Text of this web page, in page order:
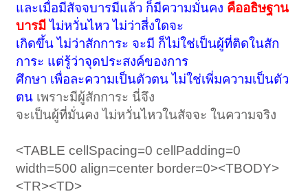
และเมื่อมีสัจจบารมีแล้ว ก็มีความมั่นคง คืออธิษฐาน
บารมีไม่หวั่นไหว ไม่ว่าสี่งใดจะ
เกิดขึ้น ไม่ว่าสักการะ จะมี ก็ไม่ใช่เป็นผู้ที่ติดในสัก
การะ แต่รู้ว่าจุดประสงค์ของการ
ศึกษา เพื่อละความเป็นตัวตน ไม่ใช่เพี่มความเป็นตัว
ตน เพราะมีผู้สักการะ นี่จึง
จะเป็นผู้ที่มั่นคง ไม่หวั่นไหวในสัจจะ ในความจริง
<TABLE cellSpacing=0 cellPadding=0
width=500 align=center border=0><TBODY>
<TR><TD>